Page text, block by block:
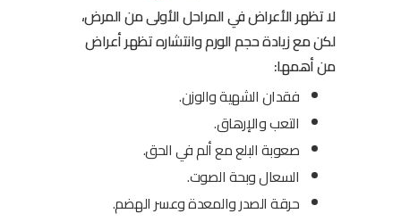
لا تظهر الأعراض في المراحل الأولى من المرض،
لكن مع زيادة حجم الورم وانتشاره تظهر أعراض
من أهمها:
فقدان الشهية والوزن.
التعب والإرهاق.
صعوبة البلع مع ألم في الحق.
السعال وبحة الصوت.
حرقة الصدر والمعدة وعسر الهضم.